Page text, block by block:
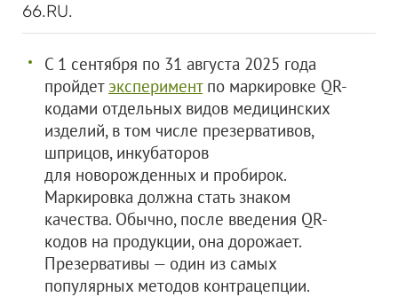
66.RU.
С 1 сентября по 31 августа 2025 года
пройдет экспериментпо маркировке QR-
кодами отдельных видов медицинских
изделий, в том числе презервативов,
шприцов, инкубаторов
для новорожденных и пробирок.
Маркировка должна стать знаком
качества. Обычно, после введения QR-
кодов на продукции, она дорожает.
Презервативы — один из самых
популярных методов контрацепции.